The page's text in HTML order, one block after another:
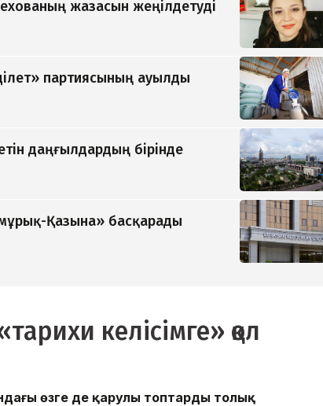
жазасын жеңілдетуді
партиясының ауылды
даңғылдардың бірінде
Қазына» басқарады
келісімге» қол
өзге де қарулы топтарды толық